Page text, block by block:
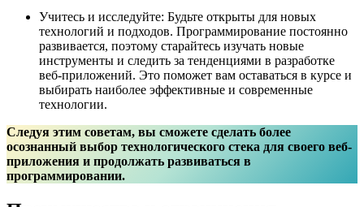
Учитесь и исследуйте: Будьте открыты для новых
технологий и подходов. Программирование постоянно
развивается, поэтому старайтесь изучать новые
инструменты и следить за тенденциями в разработке
веб-приложений. Это поможет вам оставаться в курсе и
выбирать наиболее эффективные и современные
технологии.
Следуя этим советам, вы сможете сделать более
осознанный выбор технологического стека для своего веб-
приложения и продолжать развиваться в
программировании.